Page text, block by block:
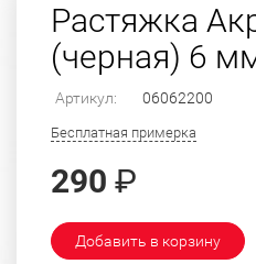
Растяжка
(черная) 6
Артикул: 06062200
Бесплатная примерка
290 ₽
Добавить в корзину